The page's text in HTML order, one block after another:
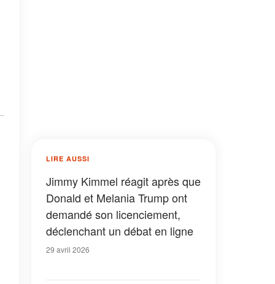
LIRE AUSSI
Jimmy Kimmel réagit après que
Donald et Melania Trump ont
demandé son licenciement,
déclenchant un débat en ligne
29 avril 2026